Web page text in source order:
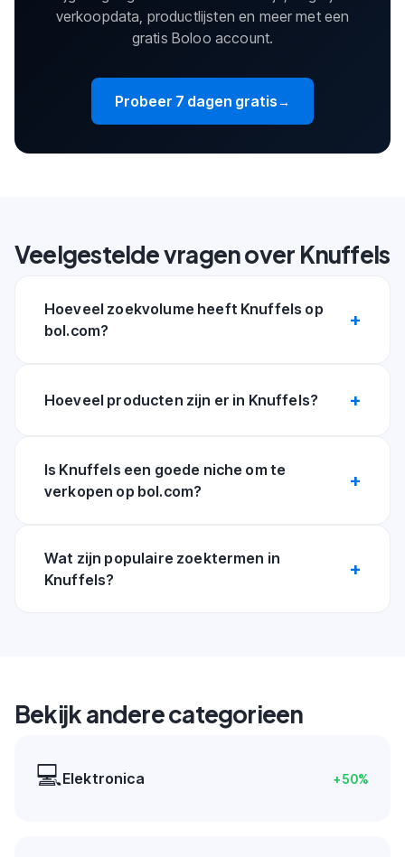
verkoopdata, productlijsten en meer met een
gratis Boloo account.
Probeer 7 dagen gratis→
Veelgestelde vragen over Knuffels
Hoeveel zoekvolume heeft Knuffels op
bol.com?
Hoeveel producten zijn er in Knuffels?
Is Knuffels een goede niche om te
verkopen op bol.com?
Wat zijn populaire zoektermen in
Knuffels?
Bekijk andere categorieen
💻Elektronica +50%